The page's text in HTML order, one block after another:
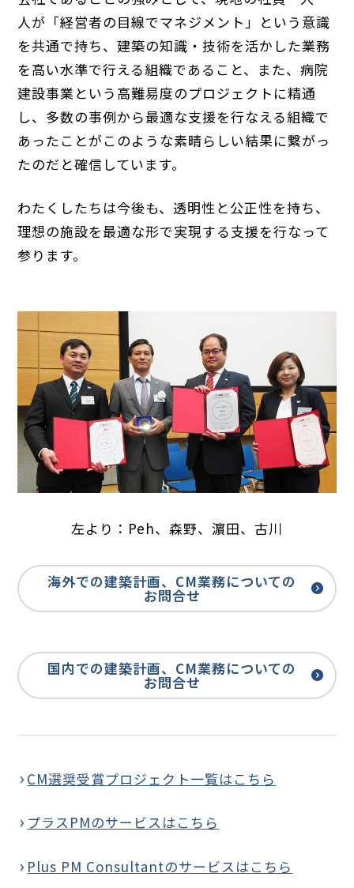
人が「経営者の目線でマネジメント」という意識
を共通で持ち、建築の知識・技術を活かした業務
を高い水準で行える組織であること、また、病院
建設事業という高難易度のプロジェクトに精通
し、多数の事例から最適な支援を行なえる組織で
あったことがこのような素晴らしい結果に繋がっ
たのだと確信しています。
わたくしたちは今後も、透明性と公正性を持ち、
理想の施設を最適な形で実現する支援を行なって
参ります。
左より：Peh、森野、濵田、古川
海外での建築計画、CM業務についての
お問合せ
国内での建築計画、CM業務についての
お問合せ
CM選奨受賞プロジェクト一覧はこちら
プラスPMのサービスはこちら
Plus PM Consultantのサービスはこちら